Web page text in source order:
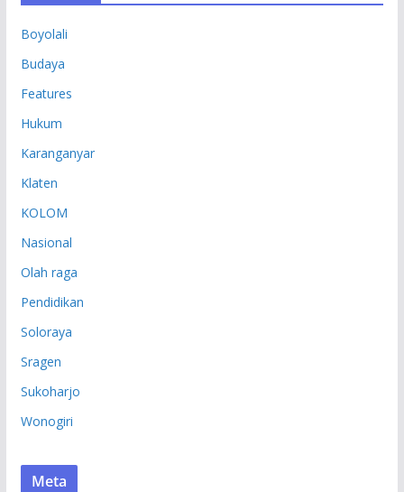
Boyolali
Budaya
Features
Hukum
Karanganyar
Klaten
KOLOM
Nasional
Olah raga
Pendidikan
Soloraya
Sragen
Sukoharjo
Wonogiri
Meta